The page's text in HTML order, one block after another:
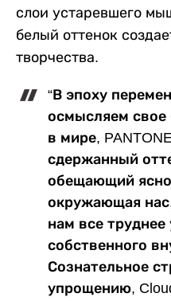
слои устаревшего
белый оттенок
творчества.
“В эпоху
осмысляем свое
в мире,
сдержанный
обещающий
окружающая
нам все
собственного
Сознательное
упрощению,